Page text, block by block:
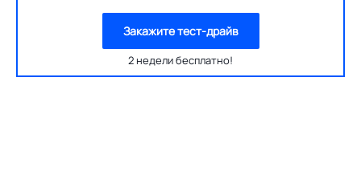
Закажите тест-драйв
2 недели бесплатно!